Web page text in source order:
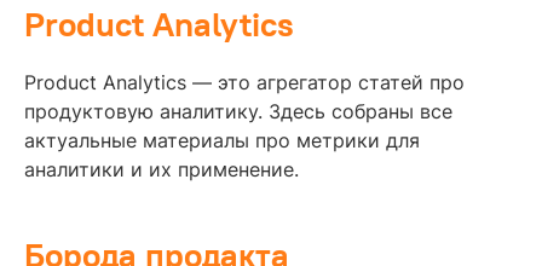
Product Analytics
Product Analytics — это агрегатор статей про
продуктовую аналитику. Здесь собраны все
актуальные материалы про метрики для
аналитики и их применение.
Борода продакта